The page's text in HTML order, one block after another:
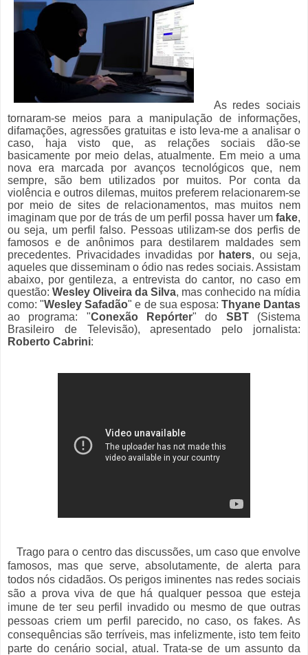
As redes sociais
tornaram-se meios para a manipulação de informações,
difamações, agressões gratuitas e isto leva-me a analisar o
caso, haja visto que, as relações sociais dão-se
basicamente por meio delas, atualmente. Em meio a uma
nova era marcada por avanços tecnológicos que, nem
sempre, são bem utilizados por muitos. Por conta da
violência e outros dilemas, muitos preferem relacionarem-se
por meio de sites de relacionamentos, mas muitos nem
imaginam que por de trás de um perfil possa haver um fake,
ou seja, um perfil falso. Pessoas utilizam-se dos perfis de
famosos e de anônimos para destilarem maldades sem
precedentes. Privacidades invadidas por haters, ou seja,
aqueles que disseminam o ódio nas redes sociais. Assistam
abaixo, por gentileza, a entrevista do cantor, no caso em
questão: Wesley Oliveira da Silva, mas conhecido na mídia
como: "Wesley Safadão" e de sua esposa: Thyane Dantas
ao programa: "Conexão Repórter" do SBT(Sistema
Brasileiro de Televisão), apresentado pelo jornalista:
Roberto Cabrini:
Trago para o centro das discussões, um caso que envolve
famosos, mas que serve, absolutamente, de alerta para
todos nós cidadãos. Os perigos iminentes nas redes sociais
são a prova viva de que há qualquer pessoa que esteja
imune de ter seu perfil invadido ou mesmo de que outras
pessoas criem um perfil parecido, no caso, os fakes. As
consequências são terríveis, mas infelizmente, isto tem feito
parte do cenário social, atual. Trata-se de um assunto da